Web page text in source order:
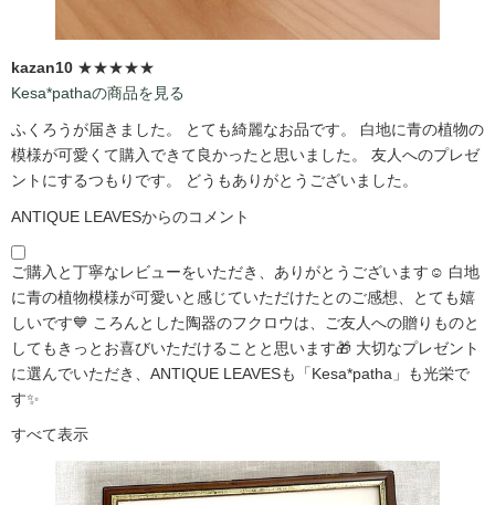
kazan10 ★★★★★
Kesa*pathaの商品を見る
ふくろうが届きました。 とても綺麗なお品です。 白地に青の植物の
模様が可愛くて購入できて良かったと思いました。 友人へのプレゼ
ントにするつもりです。 どうもありがとうございました。
ANTIQUE LEAVESからのコメント
ご購入と丁寧なレビューをいただき、ありがとうございます☺️ 白地
に青の植物模様が可愛いと感じていただけたとのご感想、とても嬉
しいです💙 ころんとした陶器のフクロウは、ご友人への贈りものと
してもきっとお喜びいただけることと思います🎁 大切なプレゼント
に選んでいただき、ANTIQUE LEAVESも「Kesa*patha」も光栄で
す✨
すべて表示